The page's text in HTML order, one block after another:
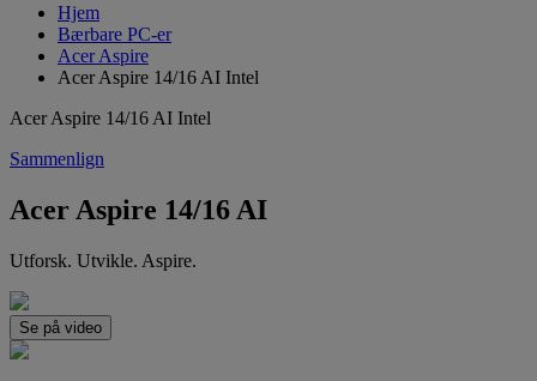
Hjem
Bærbare PC-er
Acer Aspire
Acer Aspire 14/16 AI Intel
Acer Aspire 14/16 AI Intel
Sammenlign
Acer Aspire 14/16 AI
Utforsk. Utvikle. Aspire.
Se på video